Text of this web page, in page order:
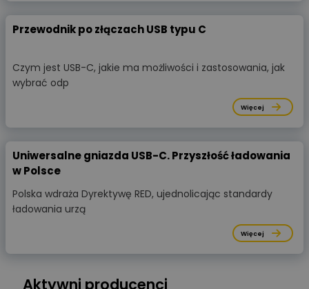
Przewodnik po złączach USB typu C
Czym jest USB-C, jakie ma możliwości i zastosowania, jak
wybrać odp
Więcej
Uniwersalne gniazda USB-C. Przyszłość ładowania
w Polsce
Polska wdraża Dyrektywę RED, ujednolicając standardy
ładowania urzą
Więcej
Aktywni producenci